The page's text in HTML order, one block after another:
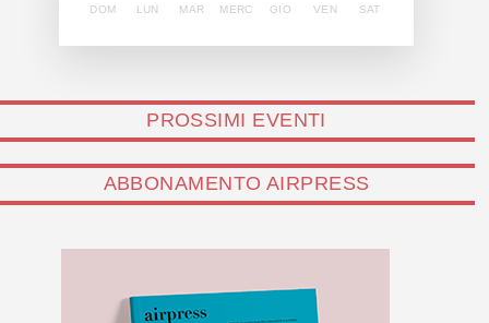
DOM LUN MAR MERC GIO VEN SAT
PROSSIMI EVENTI
ABBONAMENTO AIRPRESS